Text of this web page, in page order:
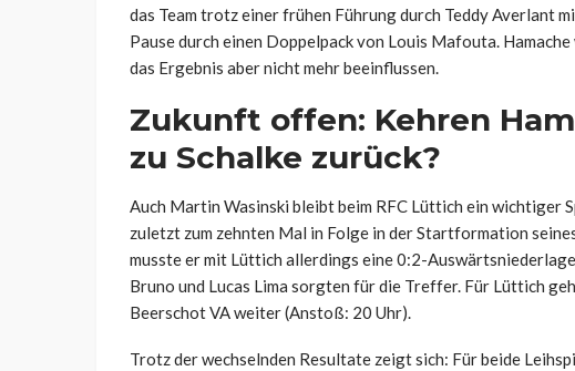
das Team trotz einer frühen Führung durch Teddy Averlant
Pause durch einen Doppelpack von Louis Mafouta.
das Ergebnis aber nicht mehr beeinflussen.
Zukunft offen: Kehren
zu Schalke zurück?
Auch Martin Wasinski bleibt beim RFC Lüttich ein wichtiger
zuletzt zum zehnten Mal in Folge in der Startformation
musste er mit Lüttich allerdings eine 0:2-
Bruno und Lucas Lima sorgten für die Treffer. Für Lüttich
Beerschot VA weiter (Anstoß: 20 Uhr).
Trotz der wechselnden Resultate zeigt sich: Für beide